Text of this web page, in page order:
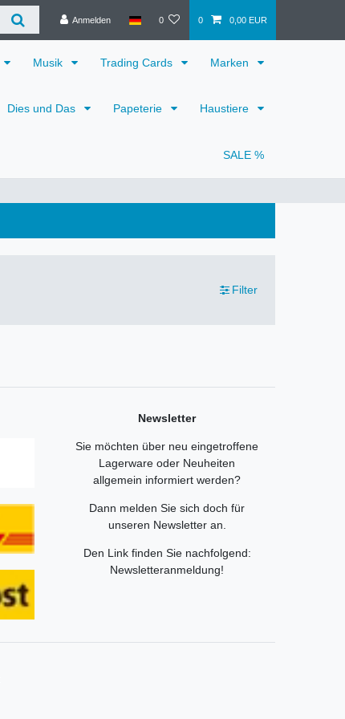
Anmelden 0 0 0,00 EUR
Musik Trading Cards Marken
Dies und Das Papeterie Haustiere
SALE %
Filter
Newsletter
Sie möchten über neu eingetroffene
Lagerware oder Neuheiten
allgemein informiert werden?
Dann melden Sie sich doch für
unseren Newsletter an.
Den Link finden Sie nachfolgend:
Newsletteranmeldung!